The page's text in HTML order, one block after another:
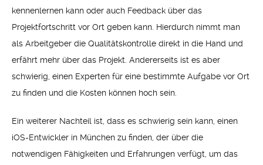
kennenlernen kann oder auch Feedback über das
Projektfortschritt vor Ort geben kann. Hierdurch nimmt man
als Arbeitgeber die Qualitätskontrolle direkt in die Hand und
erfährt mehr über das Projekt. Andererseits ist es aber
schwierig, einen Experten für eine bestimmte Aufgabe vor Ort
zu finden und die Kosten können hoch sein.
Ein weiterer Nachteil ist, dass es schwierig sein kann, einen
iOS-Entwickler in München zu finden, der über die
notwendigen Fähigkeiten und Erfahrungen verfügt, um das